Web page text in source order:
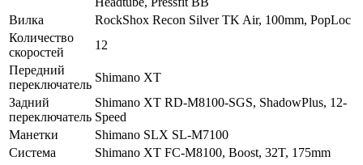
Вилка
RockShox Recon Silver TK Air, 100mm, PopLoc
Количество
скоростей
12
Передний
переключатель
Shimano XT
Задний
переключатель
Shimano XT RD-M8100-SGS, ShadowPlus, 12-
Speed
Манетки
Shimano SLX SL-M7100
Система
Shimano XT FC-M8100, Boost, 32T, 175mm